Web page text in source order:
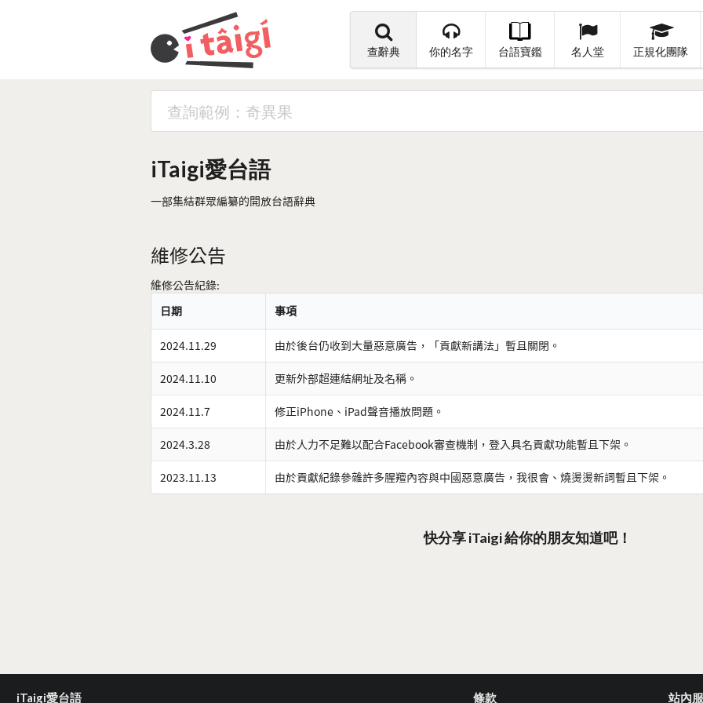
查辭典 你的名字 台語寶鑑 名人堂 正規化團隊
iTaigi愛台語
一部集結群眾編纂的開放台語辭典
維修公告
維修公告紀錄:
日期
事項
2024.11.29 由於後台仍收到大量惡意廣告，「貢獻新講法」暫且關閉。
2024.11.10 更新外部超連結網址及名稱。
2024.11.7 修正iPhone、iPad聲音播放問題。
2024.3.28 由於人力不足難以配合Facebook審查機制，登入具名貢獻功能暫且下架。
2023.11.13 由於貢獻紀錄參雜許多腥羶內容與中國惡意廣告，我很會、燒燙燙新詞暫且下架。
快分享 iTaigi 給你的朋友知道吧！
iTaigi愛台語 條款 站內